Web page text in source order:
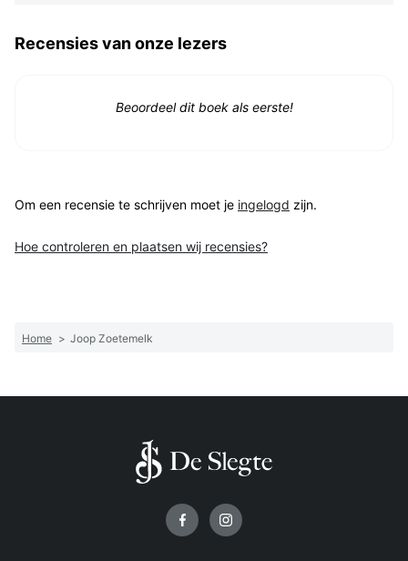
Recensies van onze lezers
Beoordeel dit boek als eerste!
Om een recensie te schrijven moet je ingelogd zijn.
Hoe controleren en plaatsen wij recensies?
Home > Joop Zoetemelk